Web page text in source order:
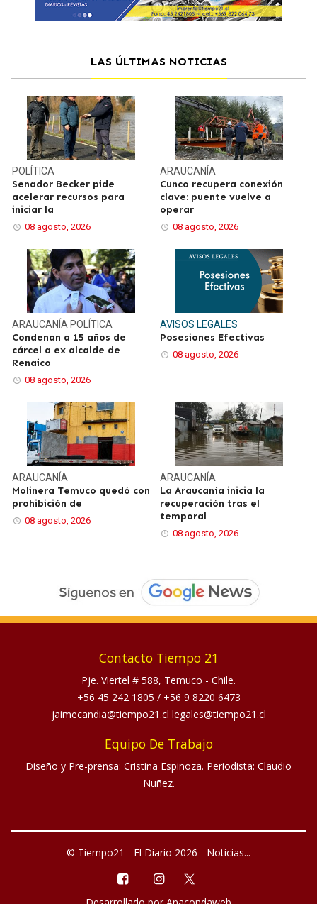
LAS ÚLTIMAS NOTICIAS
POLÍTICA
Senador Becker pide
acelerar recursos para
iniciar la
08 agosto, 2026
ARAUCANÍA
Cunco recupera conexión
clave: puente vuelve a
operar
08 agosto, 2026
ARAUCANÍA POLÍTICA
Condenan a 15 años de
cárcel a ex alcalde de
Renaico
08 agosto, 2026
AVISOS LEGALES
Posesiones Efectivas
08 agosto, 2026
ARAUCANÍA
Molinera Temuco quedó con
prohibición de
08 agosto, 2026
ARAUCANÍA
La Araucanía inicia la
recuperación tras el
temporal
08 agosto, 2026
Contacto Tiempo 21
Pje. Viertel # 588, Temuco - Chile.
+56 45 242 1805 / +56 9 8220 6473
jaimecandia@tiempo21.cl legales@tiempo21.cl
Equipo De Trabajo
Diseño y Pre-prensa: Cristina Espinoza. Periodista: Claudio
Nuñez.
© Tiempo21 - El Diario 2026 - Noticias...